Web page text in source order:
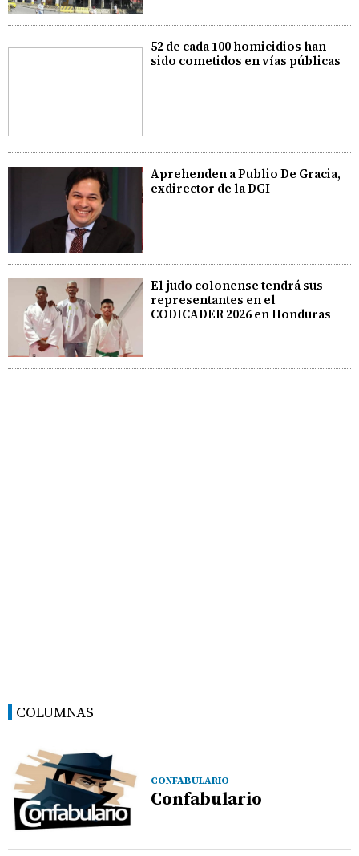
52 de cada 100 homicidios han
sido cometidos en vías públicas
Aprehenden a Publio De Gracia,
exdirector de la DGI
El judo colonense tendrá sus
representantes en el
CODICADER 2026 en Honduras
COLUMNAS
CONFABULARIO
Confabulario